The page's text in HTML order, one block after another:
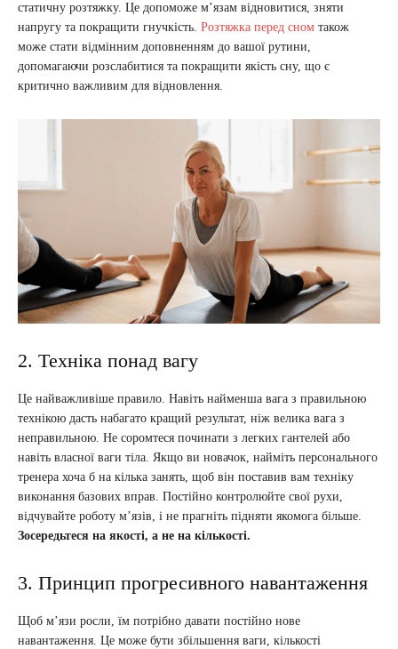
статичну розтяжку. Це допоможе м’язам відновитися, зняти
напругу та покращити гнучкість. Розтяжка перед сном також
може стати відмінним доповненням до вашої рутини,
допомагаючи розслабитися та покращити якість сну, що є
критично важливим для відновлення.
2. Техніка понад вагу
Це найважливіше правило. Навіть найменша вага з правильною
технікою дасть набагато кращий результат, ніж велика вага з
неправильною. Не соромтеся починати з легких гантелей або
навіть власної ваги тіла. Якщо ви новачок, найміть персонального
тренера хоча б на кілька занять, щоб він поставив вам техніку
виконання базових вправ. Постійно контролюйте свої рухи,
відчувайте роботу м’язів, і не прагніть підняти якомога більше.
Зосередьтеся на якості, а не на кількості.
3. Принцип прогресивного навантаження
Щоб м’язи росли, їм потрібно давати постійно нове
навантаження. Це може бути збільшення ваги, кількості